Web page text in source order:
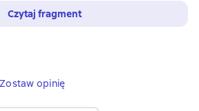
Zostaw opinię
Czytaj fragment